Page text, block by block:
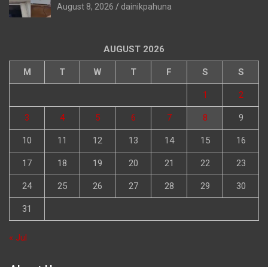
August 8, 2026 dainikpahuna
AUGUST 2026
M T W T F S S
1 2
3 4 5 6 7 8 9
10 11 12 13 14 15 16
17 18 19 20 21 22 23
24 25 26 27 28 29 30
31
« Jul